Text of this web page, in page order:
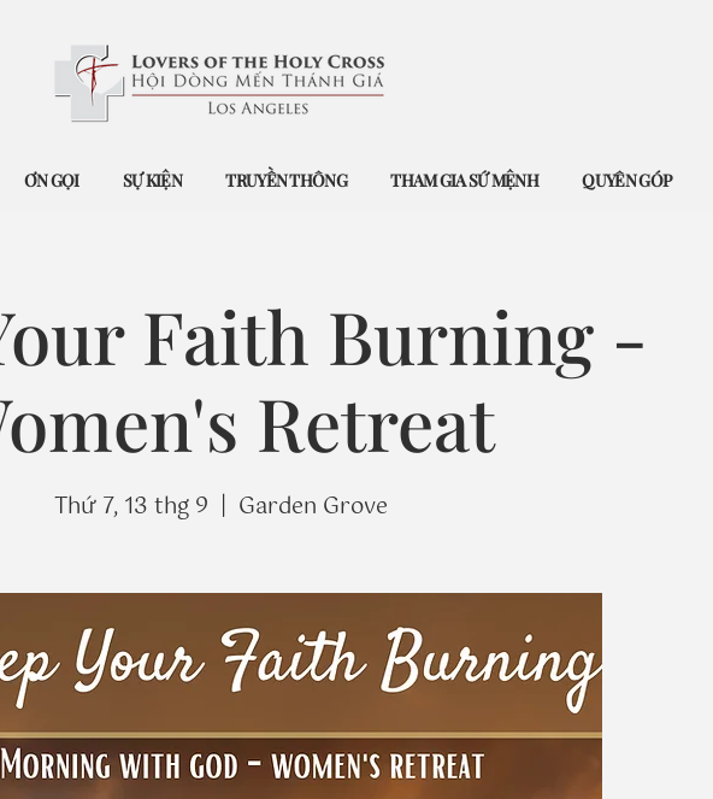
ƠN GỌI SỰ KIỆN TRUYỀN THÔNG THAM GIA SỨ MỆNH QUYÊN GÓP
Faith Burning -
Retreat
Thứ 7, 13 thg 9
  |
Garden Grove